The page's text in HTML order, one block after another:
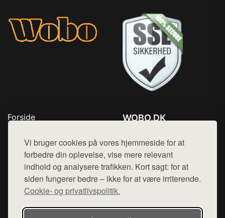
Vi bruger cookies på vores hjemmeside for at
forbedre din oplevelse, vise mere relevant
indhold og analysere trafikken. Kort sagt: for at
siden fungerer bedre – ikke for at være irriterende.
Cookie- og privatlivspolitik.
Forside
Top Rabatter
Kontakt
WOBO.DK
Mail: hej@want.dk
Cookie- og privatlivspolitik